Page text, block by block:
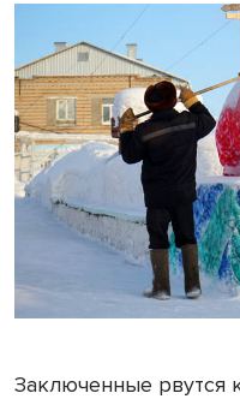
Заключенные рвутся